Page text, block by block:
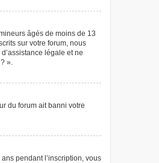
âgés de moins de 13
sur votre forum, nous
légale et ne
».
du forum ait banni votre
pendant l’inscription, vous